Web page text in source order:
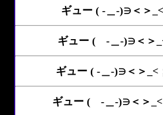
ギュー ( -＿-)∋＜＞
ギュー ( -＿-)∋＜＞
ギュー ( -＿-)∋＜＞_<
ギュー ( -＿-)∋＜＞_<